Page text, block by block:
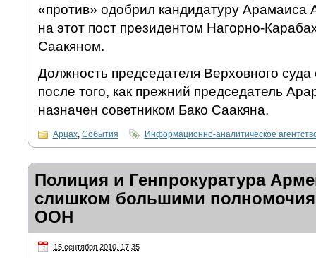
«против» одобрил кандидатуру Арамаиса
на этот пост президентом Нагорно-
Саакяном.
Должность председателя Верховного суда
после того, как прежний председатель
назначен советником Бако Саакяна.
Арцах, События Информационно-аналитическое
Полиция и Генпрокуратура
слишком большими
ООН
15 сентября 2010, 17:35